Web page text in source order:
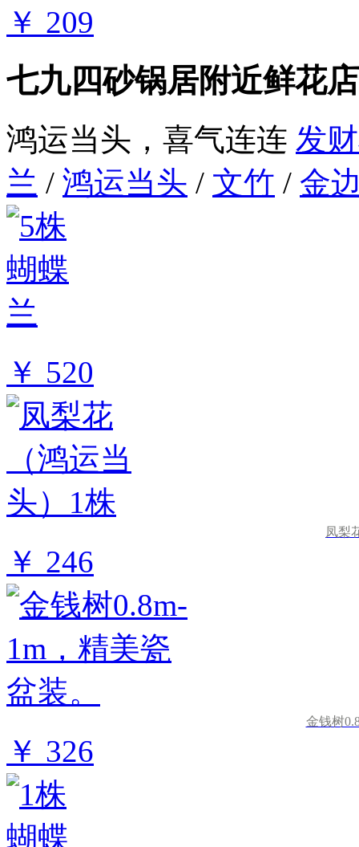
￥ 209
七九四砂锅居附近鲜花
鸿运当头，喜气连连 发
兰 / 鸿运当头 / 文竹 / 金
￥ 520
凤梨
￥ 246
金钱树
￥ 326